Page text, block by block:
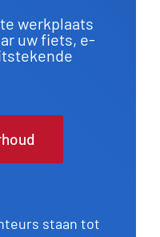
werkplaats
uw fiets, e-
staan tot